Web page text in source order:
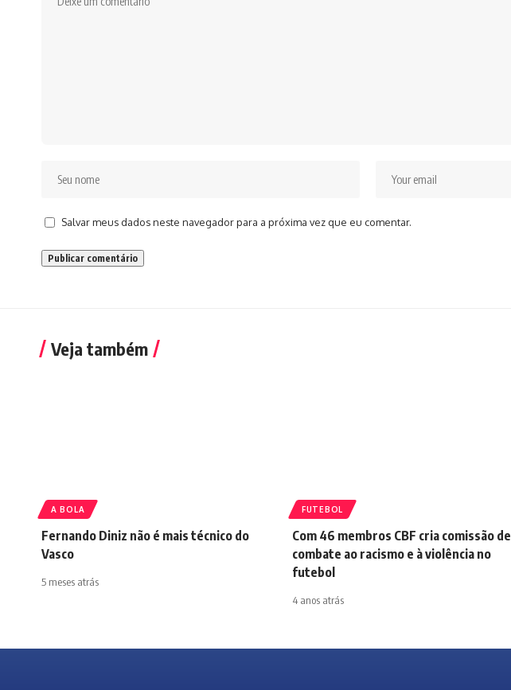
Salvar meus dados neste navegador para a próxima vez que eu comentar.
Veja também
A BOLA
Fernando Diniz não é mais técnico do
Vasco
5 meses atrás
FUTEBOL
Com 46 membros CBF cria comissão de
combate ao racismo e à violência no
futebol
4 anos atrás